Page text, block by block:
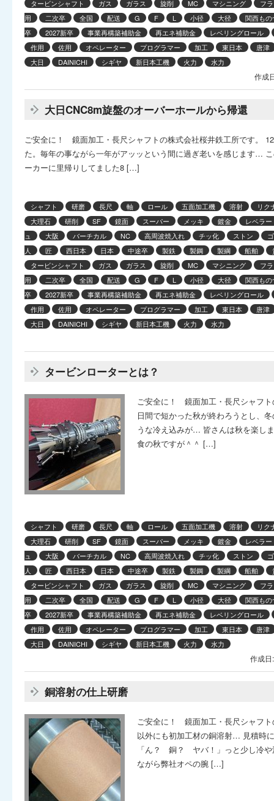
タービンシャフト
ガス ガラス 旋削 MC マシニング
フ
用
二次卒 全国 配送 G F L 小径 大径
関西も
卒
2027新卒 事業再構築補助金 再エネ補助金
レベリングロール
作用
佐用 オペレーター プログラマー 加工 東日本
唐津
大日
DAINICHI シギヤ 新日本工機 火力 水力
作成
大日CNC8m旋盤のオーバーホールから帰還
ご安全に！ 鏡面加工・長尺シャフトの株式会社桜井鉄工所です。
た。毎年の事ながら一年がアッッという間に過ぎ老いを感じます…
ーカーに里帰りしてました8 […]
シャフト 研磨 長尺 軸 ロール 五面加工機 溶射
リク
大理石
研削 SF 鏡面 スーパー メッキ 鍍金
レベラー
ュ
大阪 バーチカル NC 高周波焼入れ チッ化 ストン
人
匠 西日本 日本 中途卒 製鉄 製鋼 製綱 船舶
タービンシャフト
ガス ガラス 旋削 MC マシニング
フ
用
二次卒 全国 配送 G F L 小径 大径
関西も
卒
2027新卒 事業再構築補助金 再エネ補助金
レベリングロール
作用
佐用 オペレーター プログラマー 加工 東日本
唐津
大日
DAINICHI シギヤ 新日本工機 火力 水力
タービンローターとは？
ご安全に！ 鏡面加工・長尺シャフ
日間で短かった秋が終わろうとし、
うな冷え込みが… 皆さんは秋を楽し
食の秋ですが＾＾ […]
シャフト 研磨 長尺 軸 ロール 五面加工機 溶射
リク
大理石
研削 SF 鏡面 スーパー メッキ 鍍金
レベラー
ュ
大阪 バーチカル NC 高周波焼入れ チッ化 ストン
人
匠 西日本 日本 中途卒 製鉄 製鋼 製綱 船舶
タービンシャフト
ガス ガラス 旋削 MC マシニング
フ
用
二次卒 全国 配送 G F L 小径 大径
関西も
卒
2027新卒 事業再構築補助金 再エネ補助金
レベリングロール
作用
佐用 オペレーター プログラマー 加工 東日本
唐津
大日
DAINICHI シギヤ 新日本工機 火力 水力
作成
銅溶射の仕上研磨
ご安全に！ 鏡面加工・長尺シャフ
以外にも初加工材の銅溶射… 見積時
「ん？ 銅？ ヤバ！」っと少し冷
ながら弊社オペの腕 […]